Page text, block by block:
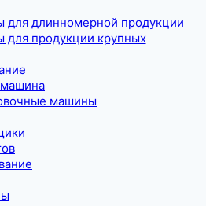
для длинномерной продукции
продукции крупных
машина
машины